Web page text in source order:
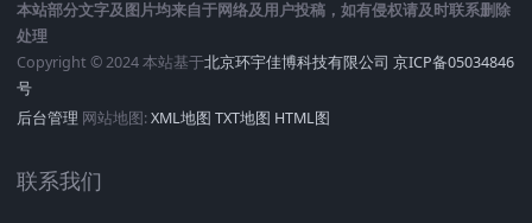
本站部分文字及图片均来自于网络及用户投稿，如有侵权请及时联系删除
处理
Copyright © 2024 本站基于北京环宇佳博科技有限公司 京ICP备05034846
号
后台管理 网站地图:XML地图 TXT地图 HTML图
联系我们